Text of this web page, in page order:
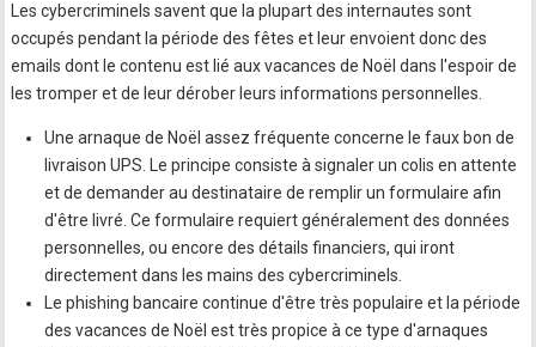
Les cybercriminels savent que la plupart des internautes sont
occupés pendant la période des fêtes et leur envoient donc des
emails dont le contenu est lié aux vacances de Noël dans l'espoir de
les tromper et de leur dérober leurs informations personnelles.
Une arnaque de Noël assez fréquente concerne le faux bon de
livraison UPS. Le principe consiste à signaler un colis en attente
et de demander au destinataire de remplir un formulaire afin
d'être livré. Ce formulaire requiert généralement des données
personnelles, ou encore des détails financiers, qui iront
directement dans les mains des cybercriminels.
Le phishing bancaire continue d'être très populaire et la période
des vacances de Noël est très propice à ce type d'arnaques